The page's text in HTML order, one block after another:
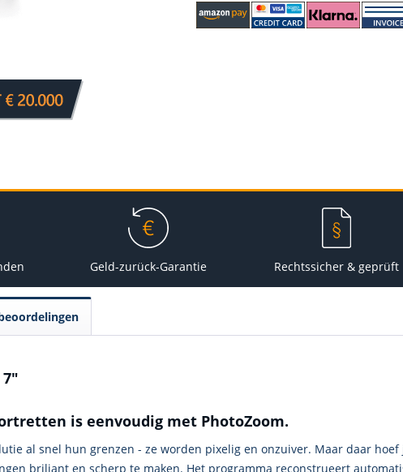
Geld-zurück-Garantie Rechtssicher & geprüft
is eenvoudig met PhotoZoom.
al snel hun grenzen - ze worden pixelig en onzuiver. Maar daar
briljant en scherp te maken. Het programma reconstrueert